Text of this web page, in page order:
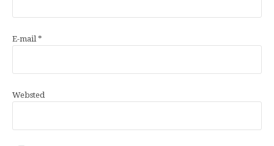
E-mail*
Websted